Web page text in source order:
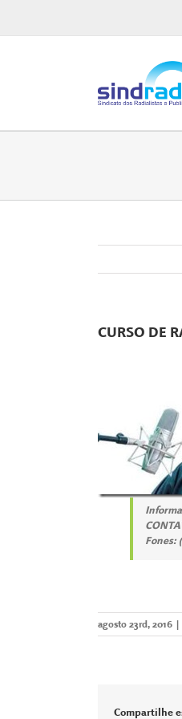
o
CURSO DE
Fones:
agosto 23rd, 2016
Compartilhe